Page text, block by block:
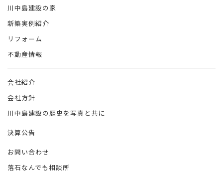
川中島建設の家
新築実例紹介
リフォーム
不動産情報
会社紹介
会社方針
川中島建設の歴史を写真と共に
決算公告
お問い合わせ
落石なんでも相談所